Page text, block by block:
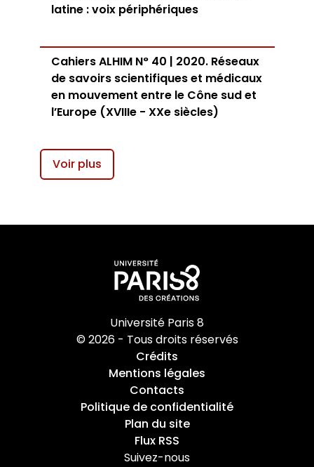
latine : voix périphériques
Cahiers ALHIM N° 40 | 2020. Réseaux
de savoirs scientifiques et médicaux
en mouvement entre le Cône sud et
l’Europe (XVIIIe - XXe siècles)
Voir plus
Université Paris 8
© 2026 - Tous droits réservés
Crédits
Mentions légales
Contacts
Politique de confidentialité
Plan du site
Flux RSS
Suivez-nous